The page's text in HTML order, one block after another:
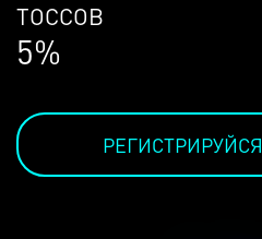
ЛЮДЕЙ
68%
РЕГИСТРИРУЙСЯ